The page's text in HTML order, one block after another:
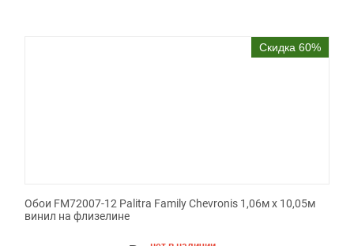
Скидка 60%
Обои FM72007-12 Palitra Family Chevronis 1,06м х 10,05м
винил на флизелине